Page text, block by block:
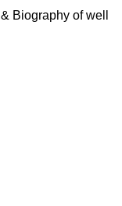
Biography of well